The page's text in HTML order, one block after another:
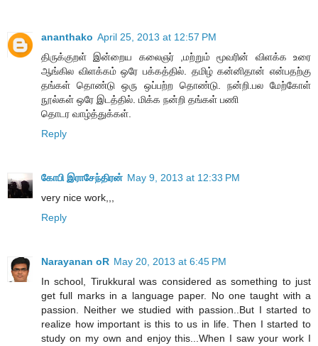
ananthako April 25, 2013 at 12:57 PM
திருக்குறள் இன்றைய கலைஞர் ,மற்றும் மூவரின் விளக்க உரை
ஆங்கில விளக்கம் ஒரே பக்கத்தில். தமிழ் கன்னிதான் என்பதற்கு
தங்கள் தொண்டு ஒரு ஒப்பற்ற தொண்டு. நன்றி.பல மேற்கோள்
நூல்கள் ஒரே இடத்தில். மிக்க நன்றி தங்கள் பணி
தொடர வாழ்த்துக்கள்.
Reply
கோபி இராசேந்திரன் May 9, 2013 at 12:33 PM
very nice work,,,
Reply
Narayanan oR May 20, 2013 at 6:45 PM
In school, Tirukkural was considered as something to just
get full marks in a language paper. No one taught with a
passion. Neither we studied with passion..But I started to
realize how important is this to us in life. Then I started to
study on my own and enjoy this...When I saw your work I